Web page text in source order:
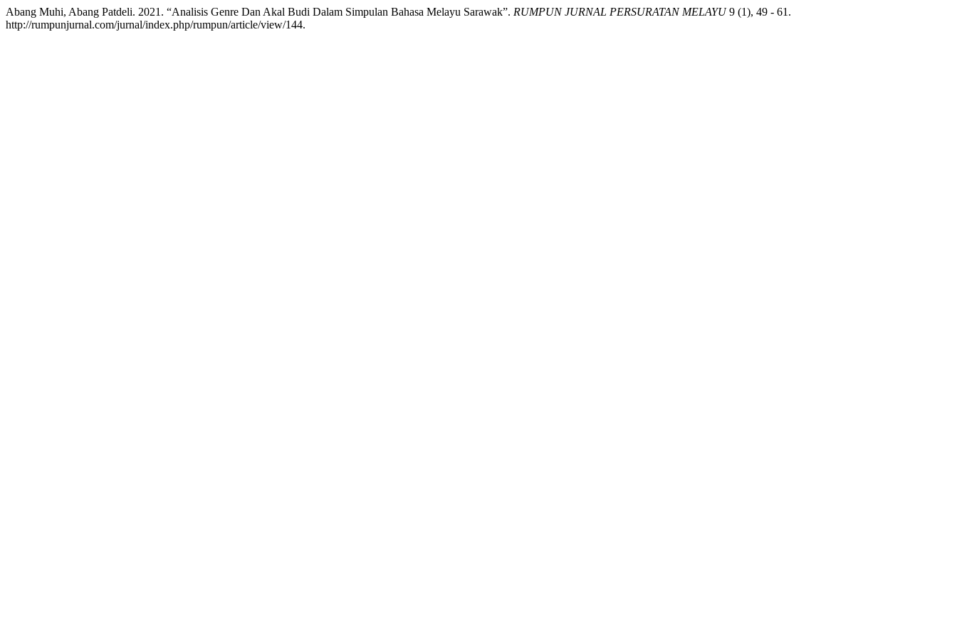
Abang Muhi, Abang Patdeli. 2021. “Analisis Genre Dan Akal Budi Dalam Simpulan Bahasa Melayu Sarawak”. RUMPUN JURNAL PERSURATAN MELAYU9 (1), 49 - 61.
http://rumpunjurnal.com/jurnal/index.php/rumpun/article/view/144.